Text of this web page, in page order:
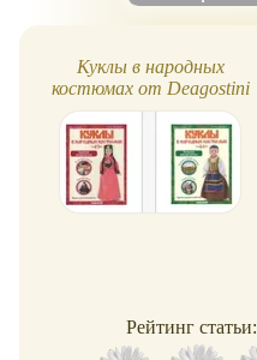
Куклы в народных
костюмах от Deagostini
Рейтинг статьи: